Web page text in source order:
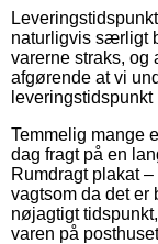
naturligvis særligt
varerne straks, og
afgørende at vi
Temmelig mange
dag fragt på en
Rumdragt plakat
vagtsom da det er
nøjagtigt
varen på